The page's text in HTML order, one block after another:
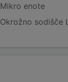
Mikro enote
Okrožno sodišče